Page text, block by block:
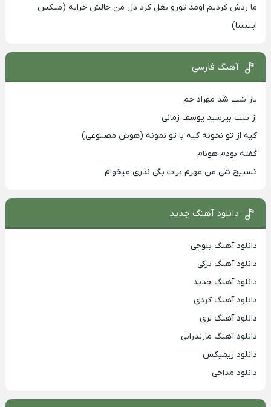
ما ردش کردیم اومد تورو بغل کرد دل من حالش خرابه (میکس
اینستا)
آهنگ فارسی
باز شب شد مهراد جم
از شب بپرسید یوسف زمانی
کیه از تو نخونه کیه با تو نمونه (هوش مصنوعی)
گفته بودم هونام
تسبیح شی من مهرم برات بگی نذری میخوام
دانلود آهنگ جدید
دانلود آهنگ بلوچی
دانلود آهنگ ترکی
دانلود آهنگ جدید
دانلود آهنگ کردی
دانلود آهنگ لری
دانلود آهنگ مازندرانی
دانلود ریمیکس
دانلود مداحی